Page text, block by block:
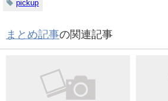
pickup
まとめ記事の関連記事